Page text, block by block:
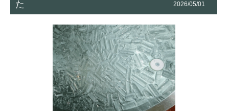
た
2026/05/01